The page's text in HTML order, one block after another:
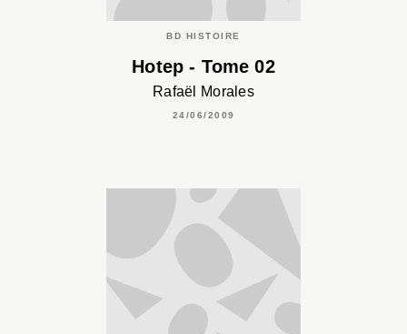
BD HISTOIRE
Hotep - Tome 02
Rafaël Morales
24/06/2009